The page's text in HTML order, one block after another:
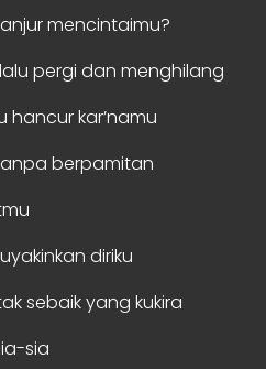
mencintaimu?
pergi dan menghilang
hancur kar’namu
berpamitan
diriku
sebaik yang kukira
sia